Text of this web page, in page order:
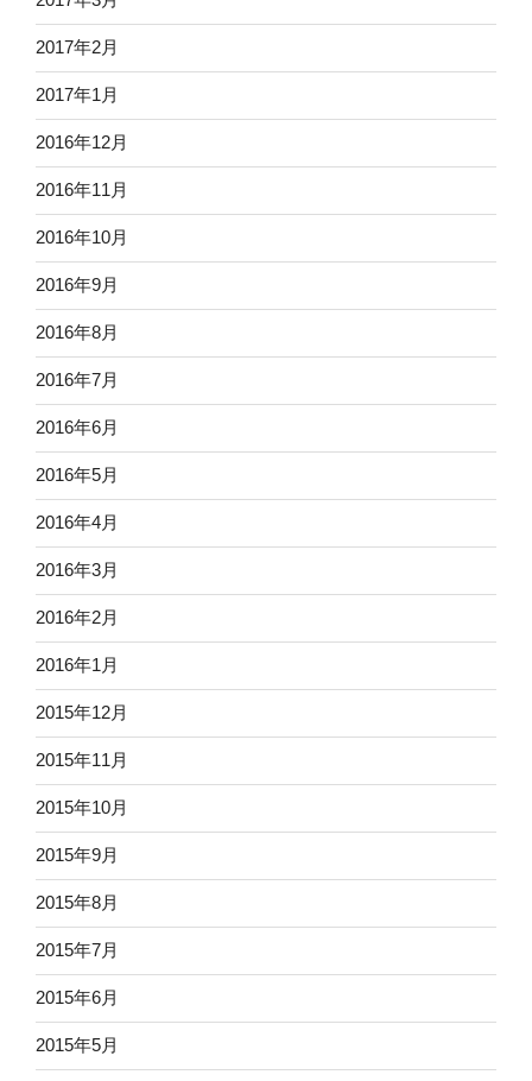
2017年2月
2017年1月
2016年12月
2016年11月
2016年10月
2016年9月
2016年8月
2016年7月
2016年6月
2016年5月
2016年4月
2016年3月
2016年2月
2016年1月
2015年12月
2015年11月
2015年10月
2015年9月
2015年8月
2015年7月
2015年6月
2015年5月